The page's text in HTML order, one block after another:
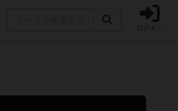
ログイン